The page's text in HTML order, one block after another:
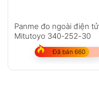
Panme đo ngoài điện tử
Mitutoyo 340-252-30
Đã bán 660